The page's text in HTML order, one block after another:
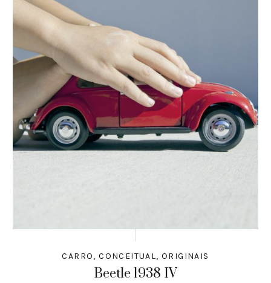
CARRO,CONCEITUAL, ORIGINAIS
Beetle 1938 IV